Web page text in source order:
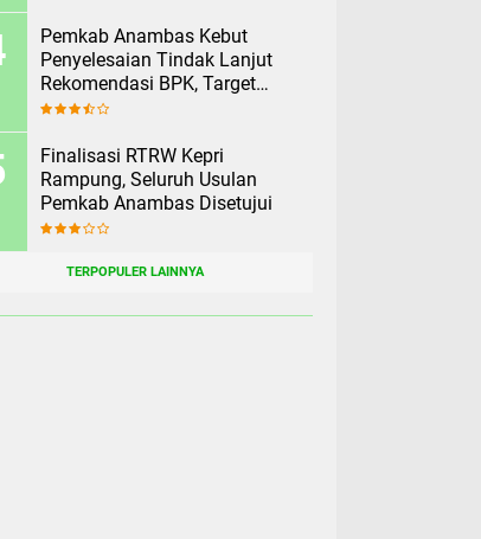
Malaysia
Pemkab Anambas Kebut
Penyelesaian Tindak Lanjut
Rekomendasi BPK, Target
Rampung Sebelum 2 Agustus
Finalisasi RTRW Kepri
Rampung, Seluruh Usulan
Pemkab Anambas Disetujui
TERPOPULER LAINNYA